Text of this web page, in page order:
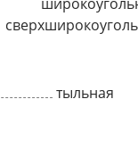
тыльная